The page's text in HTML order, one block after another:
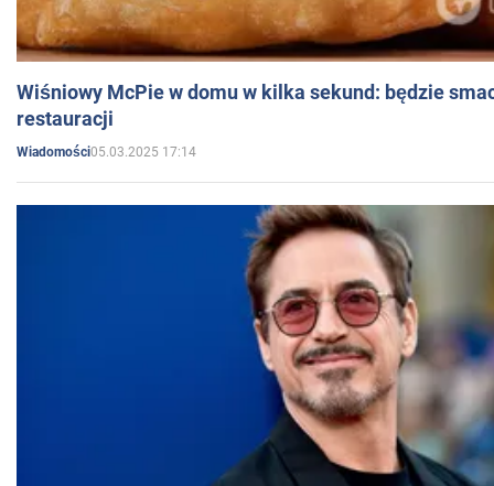
Wiśniowy McPie w domu w kilka sekund: będzie
restauracji
Wiadomości05.03.2025 17:14